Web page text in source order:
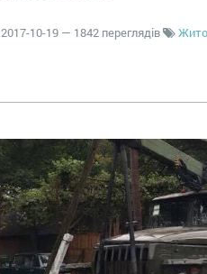
2017-10-19 — 1842 переглядів